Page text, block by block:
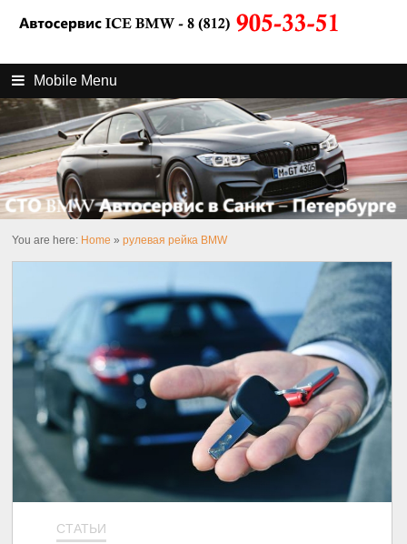
Mobile Menu
You are here: Home »рулевая рейка BMW
СТАТЬИ